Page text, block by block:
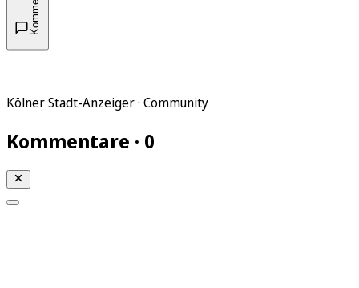
Kölner Stadt-Anzeiger · Community
Kommentare · 0